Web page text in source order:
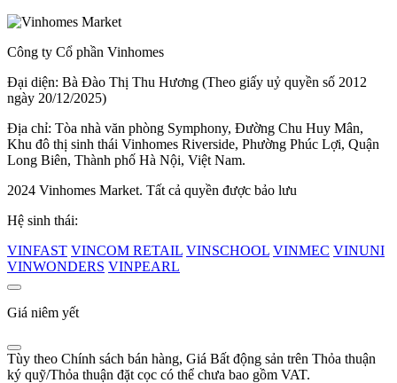
Công ty Cổ phần Vinhomes
Đại diện: Bà Đào Thị Thu Hương (Theo giấy uỷ quyền số 2012
ngày 20/12/2025)
Địa chỉ: Tòa nhà văn phòng Symphony, Đường Chu Huy Mân,
Khu đô thị sinh thái Vinhomes Riverside, Phường Phúc Lợi, Quận
Long Biên, Thành phố Hà Nội, Việt Nam.
2024 Vinhomes Market. Tất cả quyền được bảo lưu
Hệ sinh thái:
VINFAST VINCOM RETAIL VINSCHOOL VINMEC VINUNI
VINWONDERS VINPEARL
Giá niêm yết
Tùy theo Chính sách bán hàng, Giá Bất động sản trên Thỏa thuận
ký quỹ/Thỏa thuận đặt cọc có thể chưa bao gồm VAT.